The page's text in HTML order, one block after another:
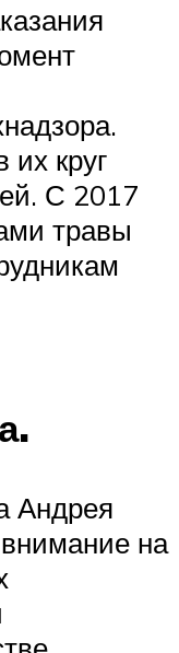
круг
С 2017
травы
Андрея
на